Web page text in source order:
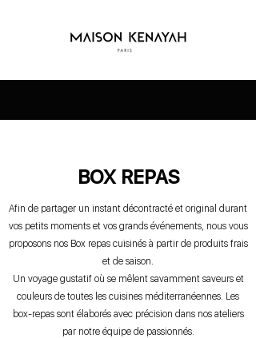
BOX REPAS
Afin de partager un instant décontracté et original durant
vos petits moments et vos grands événements, nous vous
proposons nos Box repas cuisinés à partir de produits frais
et de saison.
Un voyage gustatif où se mêlent savamment saveurs et
couleurs de toutes les cuisines méditerranéennes. Les
box-repas sont élaborés avec précision dans nos ateliers
par notre équipe de passionnés.